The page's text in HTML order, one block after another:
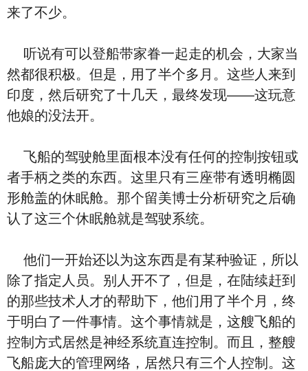
来了不少。
听说有可以登船带家眷一起走的机会，大家当
然都很积极。但是，用了半个多月。这些人来到
印度，然后研究了十几天，最终发现——这玩意
他娘的没法开。
飞船的驾驶舱里面根本没有任何的控制按钮或
者手柄之类的东西。这里只有三座带有透明椭圆
形舱盖的休眠舱。那个留美博士分析研究之后确
认了这三个休眠舱就是驾驶系统。
他们一开始还以为这东西是有某种验证，所以
除了指定人员。别人开不了，但是，在陆续赶到
的那些技术人才的帮助下，他们用了半个月，终
于明白了一件事情。这个事情就是，这艘飞船的
控制方式居然是神经系统直连控制。而且，整艘
飞船庞大的管理网络，居然只有三个人控制。这